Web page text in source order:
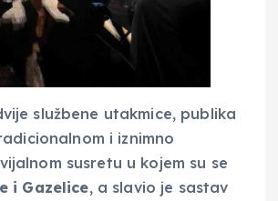
službene utakmice, publika
i iznimno
susretu u kojem su se
i Gazelice, a slavio je sastav